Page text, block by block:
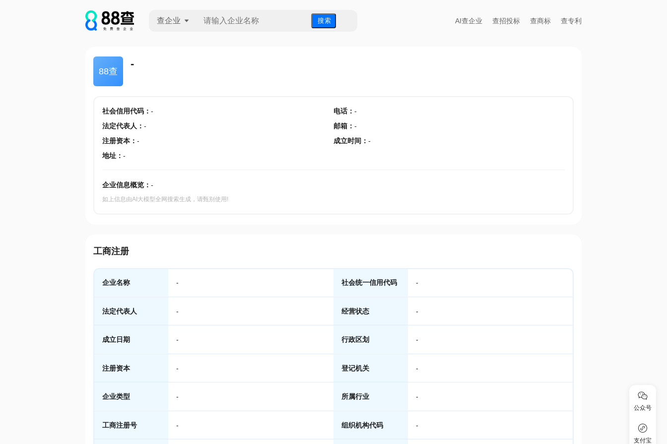
查企业 搜 索 AI查企业 查招投标 查商标 查专利
88查
-
社会信用代码： - 电话： -
法定代表人 ： - 邮箱 ： -
注册资本： - 成立时间 ： -
地址： -
企业信息概览： -
如上信息由AI大模型全网搜索生成，请甄别使用!
工商注册
企业名称 - 社会统一信用代码 -
法定代表人 - 经营状态 -
成立日期 - 行政区划 -
注册资本 - 登记机关 -
企业类型 - 所属行业 -
工商注册号 - 组织机构代码 -
公众号
支付宝